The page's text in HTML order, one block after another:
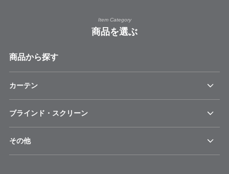
Item Category
商品を選ぶ
商品から探す
カーテン
ブラインド・スクリーン
その他